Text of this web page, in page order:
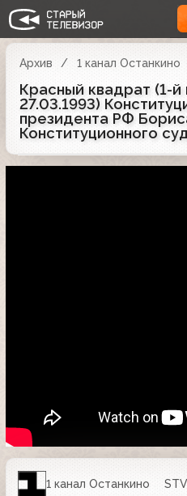
Архив 1 канал Останкино
Красный квадрат (1-й
27.03.1993)
президента РФ
Конституционного
1 канал Останкино